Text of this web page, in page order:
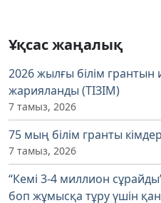
Ұқсас жаңалық
2026 жылғы білім грантын
жарияланды (ТІЗІМ)
7 тамыз, 2026
75 мың білім гранты
7 тамыз, 2026
“Кемі 3-4 миллион
боп жұмысқа тұру үшін